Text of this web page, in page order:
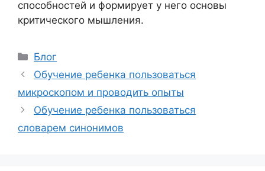
способностей и формирует у него основы
критического мышления.
Рубрики
Блог
Обучение ребенка пользоваться
микроскопом и проводить опыты
Обучение ребенка пользоваться
словарем синонимов